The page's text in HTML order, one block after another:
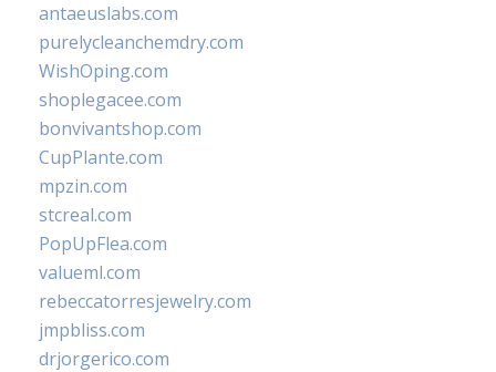
antaeuslabs.com
purelycleanchemdry.com
WishOping.com
shoplegacee.com
bonvivantshop.com
CupPlante.com
mpzin.com
stcreal.com
PopUpFlea.com
valueml.com
rebeccatorresjewelry.com
jmpbliss.com
drjorgerico.com